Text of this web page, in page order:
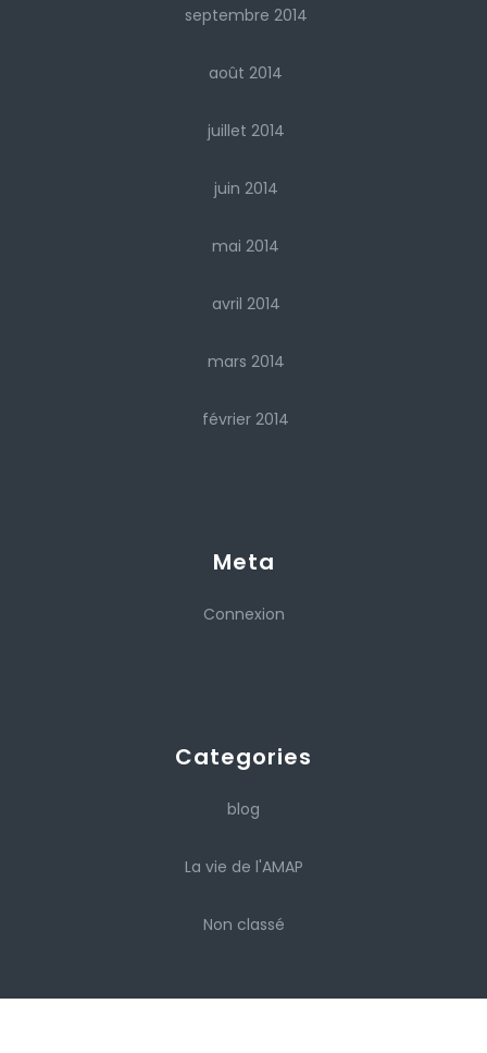
septembre 2014
août 2014
juillet 2014
juin 2014
mai 2014
avril 2014
mars 2014
février 2014
Meta
Connexion
Categories
blog
La vie de l'AMAP
Non classé